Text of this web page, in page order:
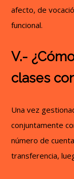
afecto, de
funcional.
V.-
clases
Una vez
conjuntamente
número de
transferencia,